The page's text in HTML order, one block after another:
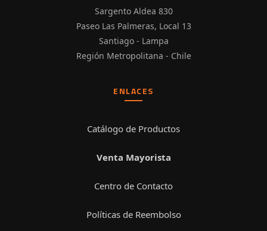
Sargento Aldea 830
Paseo Las Palmeras, Local 13
Santiago - Lampa
Región Metropolitana - Chile
ENLACES
Catálogo de Productos
Venta Mayorista
Centro de Contacto
Políticas de Reembolso